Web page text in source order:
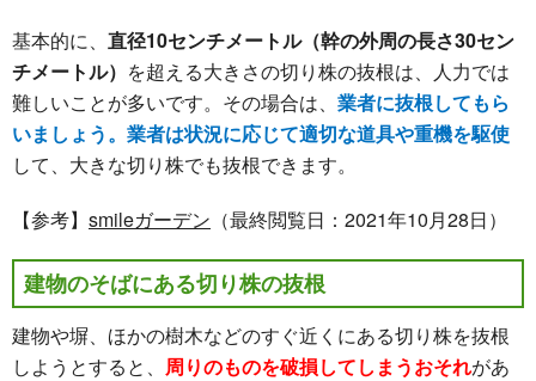
基本的に、 直径10センチメートル（幹の外周の長さ30セン
チメートル） を超える大きさの切り株の抜根は、人力では
難しいことが多いです。その場合は、 業者に抜根してもら
いましょう。業者は状況に応じて適切な道具や重機を駆使
して、大きな切り株でも抜根できます。
【参考】 smileガーデン （最終閲覧日：2021年10月28日）
建物のそばにある切り株の抜根
建物や塀、ほかの樹木などのすぐ近くにある切り株を抜根
しようとすると、 周りのものを破損してしまうおそれがあ